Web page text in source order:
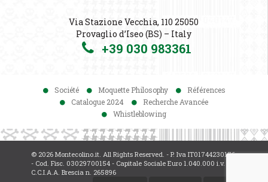
Via Stazione Vecchia, 110 25050
Provaglio d’Iseo (BS) – Italy
+39 030 983361
Société Moquette Philosophy
Références
Catalogue 2024
Recherche Avancée
Whistleblowing
© 2026 Montecolino.it. All Rights Reserved. - P. Iva IT01744230176
- Cod. Fisc. 03029700154 - Capitale Sociale Euro 1.040.000 i.v. -
C.C.I.A.A. Brescia n. 265896